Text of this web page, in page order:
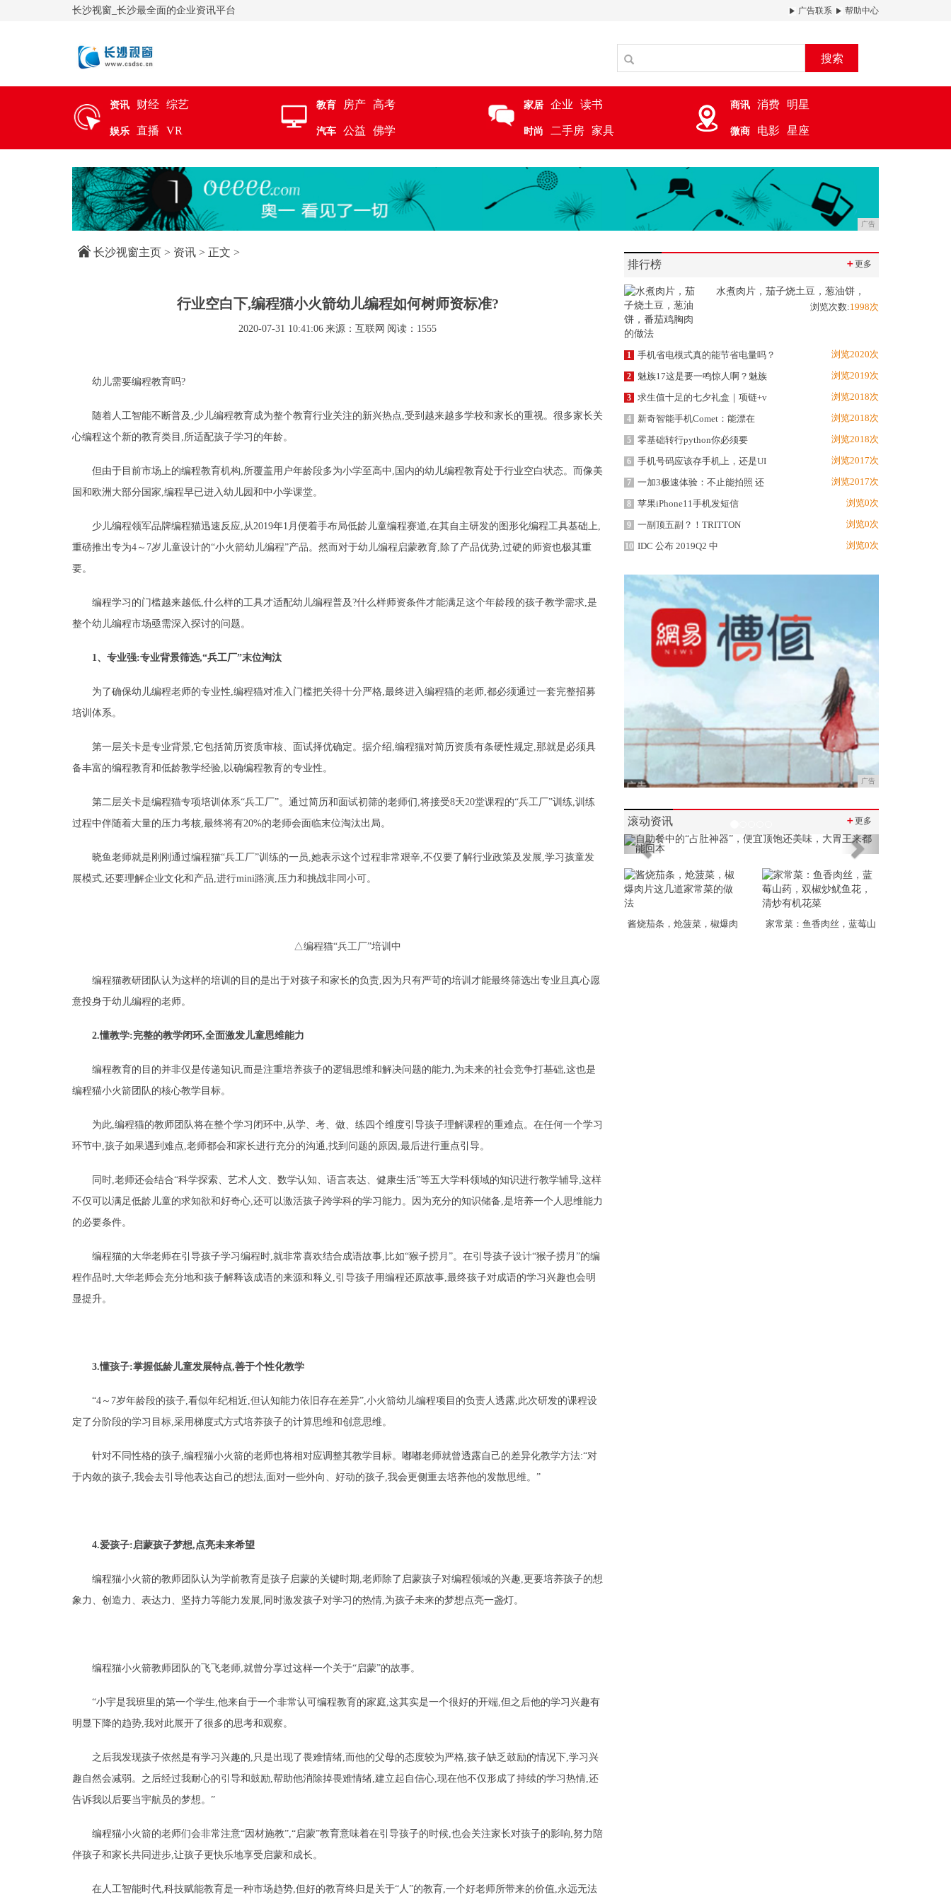
长沙视窗_长沙最全面的企业资讯平台 广告联系 帮助中心
搜索
资讯 财经 综艺
娱乐 直播 VR
教育 房产 高考
汽车 公益 佛学
家居 企业 读书
时尚 二手房 家具
商讯 消费 明星
微商 电影 星座
广告
长沙视窗主页 > 资讯 > 正文 >
行业空白下,编程猫小火箭幼儿编程如何树师资标准?
2020-07-31 10:41:06 来源：互联网 阅读：1555
幼儿需要编程教育吗?
随着人工智能不断普及,少儿编程教育成为整个教育行业关注的新兴热点,受到越来越多学校和家长的重视。很多家长关
心编程这个新的教育类目,所适配孩子学习的年龄。
但由于目前市场上的编程教育机构,所覆盖用户年龄段多为小学至高中,国内的幼儿编程教育处于行业空白状态。而像美
国和欧洲大部分国家,编程早已进入幼儿园和中小学课堂。
少儿编程领军品牌编程猫迅速反应,从2019年1月便着手布局低龄儿童编程赛道,在其自主研发的图形化编程工具基础上,
重磅推出专为4～7岁儿童设计的“小火箭幼儿编程”产品。然而对于幼儿编程启蒙教育,除了产品优势,过硬的师资也极其重
要。
编程学习的门槛越来越低,什么样的工具才适配幼儿编程普及?什么样师资条件才能满足这个年龄段的孩子教学需求,是
整个幼儿编程市场亟需深入探讨的问题。
1、专业强:专业背景筛选,“兵工厂”末位淘汰
为了确保幼儿编程老师的专业性,编程猫对准入门槛把关得十分严格,最终进入编程猫的老师,都必须通过一套完整招募
培训体系。
第一层关卡是专业背景,它包括简历资质审核、面试择优确定。据介绍,编程猫对简历资质有条硬性规定,那就是必须具
备丰富的编程教育和低龄教学经验,以确编程教育的专业性。
第二层关卡是编程猫专项培训体系“兵工厂”。通过简历和面试初筛的老师们,将接受8天20堂课程的“兵工厂”训练,训练
过程中伴随着大量的压力考核,最终将有20%的老师会面临末位淘汰出局。
晓鱼老师就是刚刚通过编程猫“兵工厂”训练的一员,她表示这个过程非常艰辛,不仅要了解行业政策及发展,学习孩童发
展模式,还要理解企业文化和产品,进行mini路演,压力和挑战非同小可。
△编程猫“兵工厂”培训中
编程猫教研团队认为这样的培训的目的是出于对孩子和家长的负责,因为只有严苛的培训才能最终筛选出专业且真心愿
意投身于幼儿编程的老师。
2.懂教学:完整的教学闭环,全面激发儿童思维能力
编程教育的目的并非仅是传递知识,而是注重培养孩子的逻辑思维和解决问题的能力,为未来的社会竞争打基础,这也是
编程猫小火箭团队的核心教学目标。
为此,编程猫的教师团队将在整个学习闭环中,从学、考、做、练四个维度引导孩子理解课程的重难点。在任何一个学习
环节中,孩子如果遇到难点,老师都会和家长进行充分的沟通,找到问题的原因,最后进行重点引导。
同时,老师还会结合“科学探索、艺术人文、数学认知、语言表达、健康生活”等五大学科领域的知识进行教学辅导,这样
不仅可以满足低龄儿童的求知欲和好奇心,还可以激活孩子跨学科的学习能力。因为充分的知识储备,是培养一个人思维能力
的必要条件。
编程猫的大华老师在引导孩子学习编程时,就非常喜欢结合成语故事,比如“猴子捞月”。在引导孩子设计“猴子捞月”的编
程作品时,大华老师会充分地和孩子解释该成语的来源和释义,引导孩子用编程还原故事,最终孩子对成语的学习兴趣也会明
显提升。
3.懂孩子:掌握低龄儿童发展特点,善于个性化教学
“4～7岁年龄段的孩子,看似年纪相近,但认知能力依旧存在差异”,小火箭幼儿编程项目的负责人透露,此次研发的课程设
定了分阶段的学习目标,采用梯度式方式培养孩子的计算思维和创意思维。
针对不同性格的孩子,编程猫小火箭的老师也将相对应调整其教学目标。嘟嘟老师就曾透露自己的差异化教学方法:“对
于内敛的孩子,我会去引导他表达自己的想法,面对一些外向、好动的孩子,我会更侧重去培养他的发散思维。”
4.爱孩子:启蒙孩子梦想,点亮未来希望
编程猫小火箭的教师团队认为学前教育是孩子启蒙的关键时期,老师除了启蒙孩子对编程领域的兴趣,更要培养孩子的想
象力、创造力、表达力、坚持力等能力发展,同时激发孩子对学习的热情,为孩子未来的梦想点亮一盏灯。
编程猫小火箭教师团队的飞飞老师,就曾分享过这样一个关于“启蒙”的故事。
“小宇是我班里的第一个学生,他来自于一个非常认可编程教育的家庭,这其实是一个很好的开端,但之后他的学习兴趣有
明显下降的趋势,我对此展开了很多的思考和观察。
之后我发现孩子依然是有学习兴趣的,只是出现了畏难情绪,而他的父母的态度较为严格,孩子缺乏鼓励的情况下,学习兴
趣自然会减弱。之后经过我耐心的引导和鼓励,帮助他消除掉畏难情绪,建立起自信心,现在他不仅形成了持续的学习热情,还
告诉我以后要当宇航员的梦想。”
编程猫小火箭的老师们会非常注意“因材施教”,“启蒙”教育意味着在引导孩子的时候,也会关注家长对孩子的影响,努力陪
伴孩子和家长共同进步,让孩子更快乐地享受启蒙和成长。
在人工智能时代,科技赋能教育是一种市场趋势,但好的教育终归是关于“人”的教育,一个好老师所带来的价值,永远无法
排行榜 ＋更多
水煮肉片，茄子烧土豆，葱油饼，
浏览次数:1998次
1 手机省电模式真的能节省电量吗？ 浏览2020次
2 魅族17这是要一鸣惊人啊？魅族 浏览2019次
3 求生值十足的七夕礼盒｜项链+v 浏览2018次
4 新奇智能手机Comet：能漂在 浏览2018次
5 零基础转行python你必须要 浏览2018次
6 手机号码应该存手机上，还是UI 浏览2017次
7 一加3极速体验：不止能拍照 还 浏览2017次
8 苹果iPhone11手机发短信 浏览0次
9 一副顶五副？！TRITTON 浏览0次
10 IDC 公布 2019Q2 中 浏览0次
广告
滚动资讯 ＋更多
Previous Next
酱烧茄条，炝菠菜，椒爆肉 家常菜：鱼香肉丝，蓝莓山